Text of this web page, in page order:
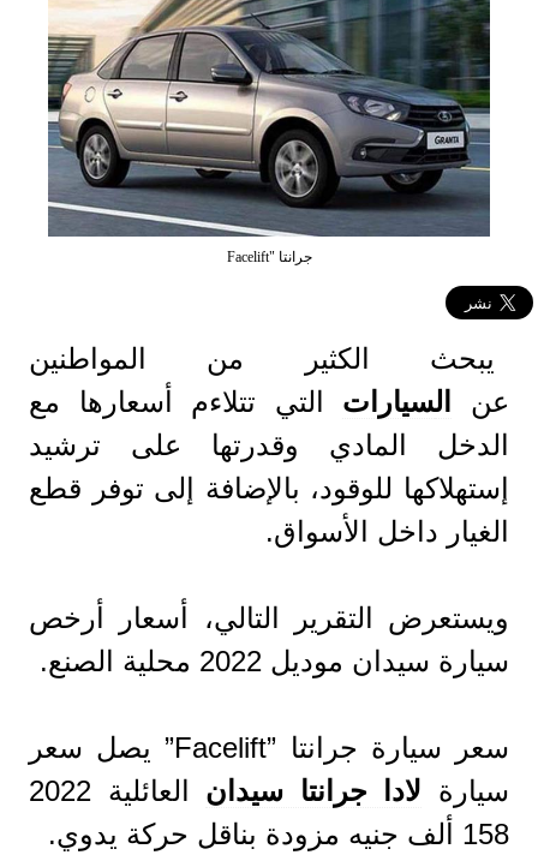
جرانتا "Facelift
يبحث الكثير من المواطنين
عن
السيارات التي تتلاءم أسعارها مع
الدخل المادي وقدرتها على ترشيد
إستهلاكها للوقود، بالإضافة إلى توفر قطع
الغيار داخل الأسواق.
ويستعرض التقرير التالي، أسعار أرخص
سيارة سيدان موديل 2022 محلية الصنع.
سعر سيارة جرانتا ”Facelift” يصل سعر
سيارة لادا جرانتا سيدان
العائلية 2022
158 ألف جنيه مزودة بناقل حركة يدوي.